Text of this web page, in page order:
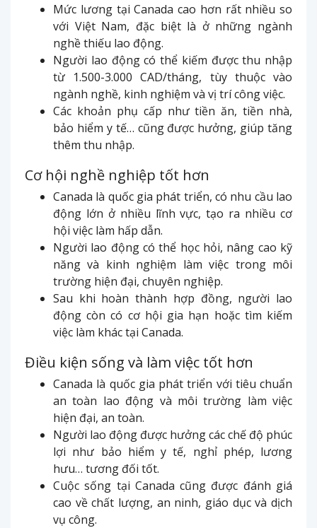
Mức lương tại Canada cao hơn rất nhiều so
với Việt Nam, đặc biệt là ở những ngành
nghề thiếu lao động.
Người lao động có thể kiếm được thu nhập
từ 1.500-3.000 CAD/tháng, tùy thuộc vào
ngành nghề, kinh nghiệm và vị trí công việc.
Các khoản phụ cấp như tiền ăn, tiền nhà,
bảo hiểm y tế… cũng được hưởng, giúp tăng
thêm thu nhập.
Cơ hội nghề nghiệp tốt hơn
Canada là quốc gia phát triển, có nhu cầu lao
động lớn ở nhiều lĩnh vực, tạo ra nhiều cơ
hội việc làm hấp dẫn.
Người lao động có thể học hỏi, nâng cao kỹ
năng và kinh nghiệm làm việc trong môi
trường hiện đại, chuyên nghiệp.
Sau khi hoàn thành hợp đồng, người lao
động còn có cơ hội gia hạn hoặc tìm kiếm
việc làm khác tại Canada.
Điều kiện sống và làm việc tốt hơn
Canada là quốc gia phát triển với tiêu chuẩn
an toàn lao động và môi trường làm việc
hiện đại, an toàn.
Người lao động được hưởng các chế độ phúc
lợi như bảo hiểm y tế, nghỉ phép, lương
hưu… tương đối tốt.
Cuộc sống tại Canada cũng được đánh giá
cao về chất lượng, an ninh, giáo dục và dịch
vụ công.